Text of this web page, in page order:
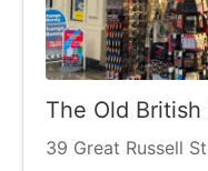
The Old
39 Great Russell